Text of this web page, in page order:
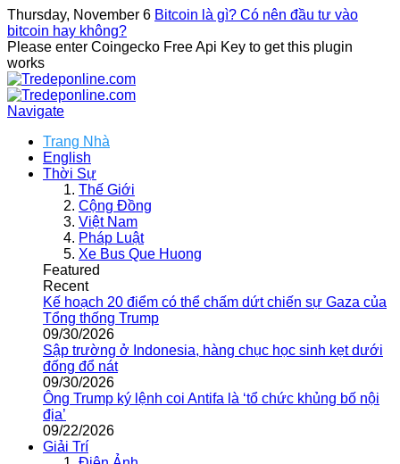
Thursday, November 6 Bitcoin là gì? Có nên đầu tư vào
bitcoin hay không?
Please enter Coingecko Free Api Key to get this plugin
works
Navigate
Trang Nhà
English
Thời Sự
Thế Giới
Cộng Đồng
Việt Nam
Pháp Luật
Xe Bus Que Huong
Featured
Recent
Kế hoạch 20 điểm có thể chấm dứt chiến sự Gaza của
Tổng thống Trump
09/30/2026
Sập trường ở Indonesia, hàng chục học sinh kẹt dưới
đống đổ nát
09/30/2026
Ông Trump ký lệnh coi Antifa là ‘tổ chức khủng bố nội
địa’
09/22/2026
Giải Trí